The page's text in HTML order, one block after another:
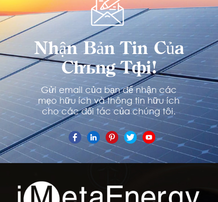
Nhận Bản Tin Của
Chúng Tôi!
Gửi email của bạn để nhận các
mẹo hữu ích và thông tin hữu ích
cho các đối tác của chúng tôi.